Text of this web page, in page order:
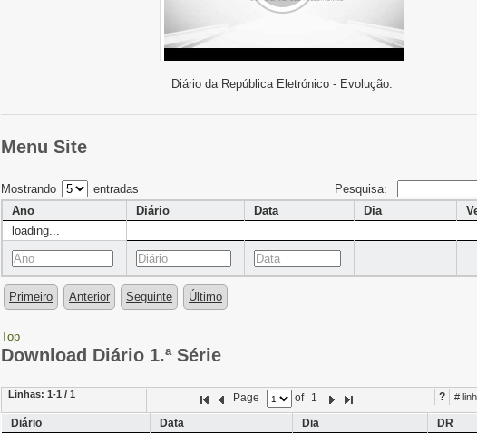
Diário da República Eletrónico - Evolução.
Menu Site
Mostrando entradas
Pesquisa:
Ano
Diário Data Dia
loading...
Primeiro Anterior Seguinte Último
Top
Download Diário 1.ª Série
Linhas: 1-1 / 1 ? #
Page of 1
Diário
Data Dia DR